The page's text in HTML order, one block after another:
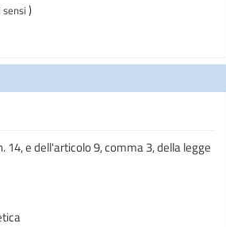
)
14, e dell'articolo 9, comma 3, della legge